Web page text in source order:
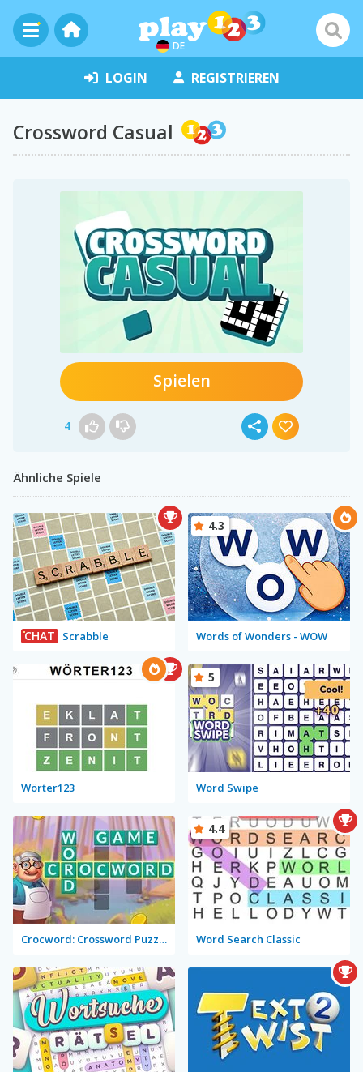
DE
LOGIN REGISTRIEREN
Crossword Casual
Spielen
4
Ähnliche Spiele
CHAT Scrabble Words of Wonders - WOW
4.3
Wörter123 Word Swipe
5
Crocword: Crossword Puzzle Game Word Search Classic
4.4